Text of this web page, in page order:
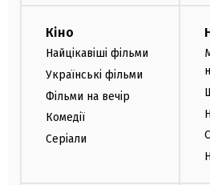
Кіно
Найцікавіші фільми
Українські фільми
Фільми на вечір
Комедії
Серіали